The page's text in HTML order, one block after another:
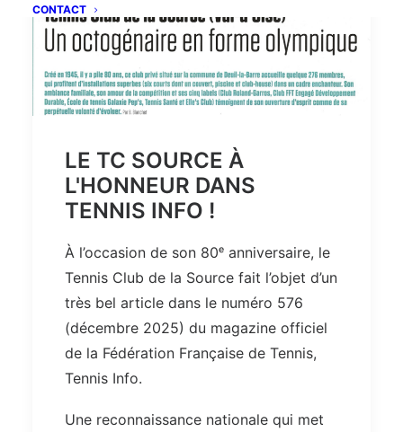
CONTACT
LE TC SOURCE À
L'HONNEUR DANS
TENNIS INFO !
À l’occasion de son 80ᵉ anniversaire, le
Tennis Club de la Source fait l’objet d’un
très bel article dans le numéro 576
(décembre 2025) du magazine officiel
de la Fédération Française de Tennis,
Tennis Info.
Une reconnaissance nationale qui met